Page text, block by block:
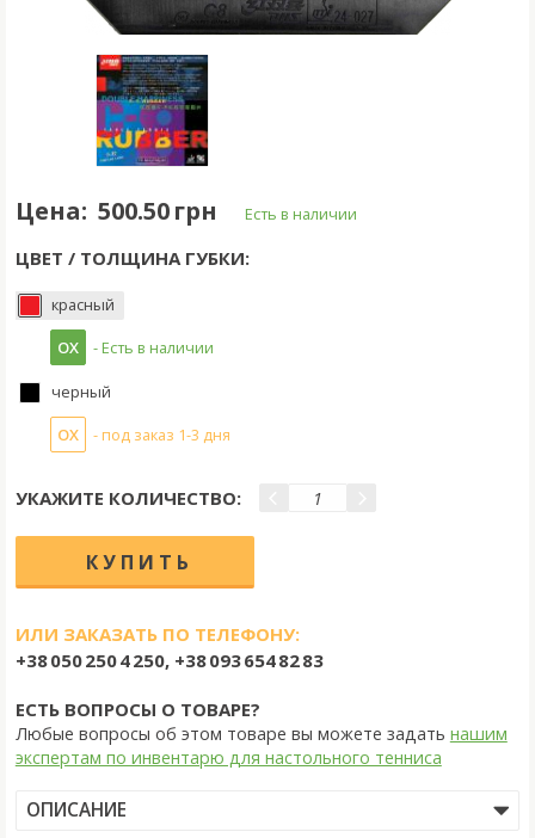
Цена: 500.50 грн Есть в наличии
ЦВЕТ / ТОЛЩИНА ГУБКИ:
красный
OX
- Есть в наличии
черный
OX
- под заказ 1-3 дня
УКАЖИТЕ КОЛИЧЕСТВО:
ИЛИ ЗАКАЗАТЬ ПО ТЕЛЕФОНУ:
+38 050 250 4 250, +38 093 654 82 83
ЕСТЬ ВОПРОСЫ О ТОВАРЕ?
Любые вопросы об этом товаре вы можете задать нашим
экспертам по инвентарю для настольного тенниса
ОПИСАНИЕ